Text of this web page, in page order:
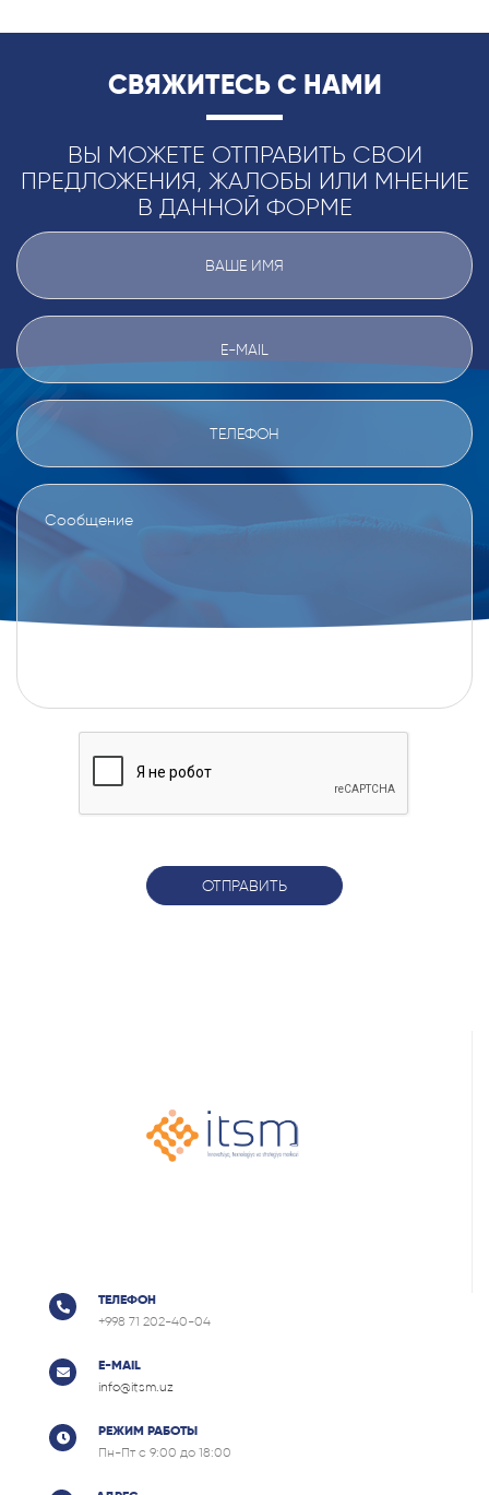
СВЯЖИТЕСЬ С НАМИ
ВЫ МОЖЕТЕ ОТПРАВИТЬ СВОИ
ПРЕДЛОЖЕНИЯ, ЖАЛОБЫ ИЛИ МНЕНИЕ
В ДАННОЙ ФОРМЕ
ОТПРАВИТЬ
ТЕЛЕФОН
+998 71 202-40-04
E-MAIL
info@itsm.uz
РЕЖИМ РАБОТЫ
Пн-Пт с 9:00 до 18:00